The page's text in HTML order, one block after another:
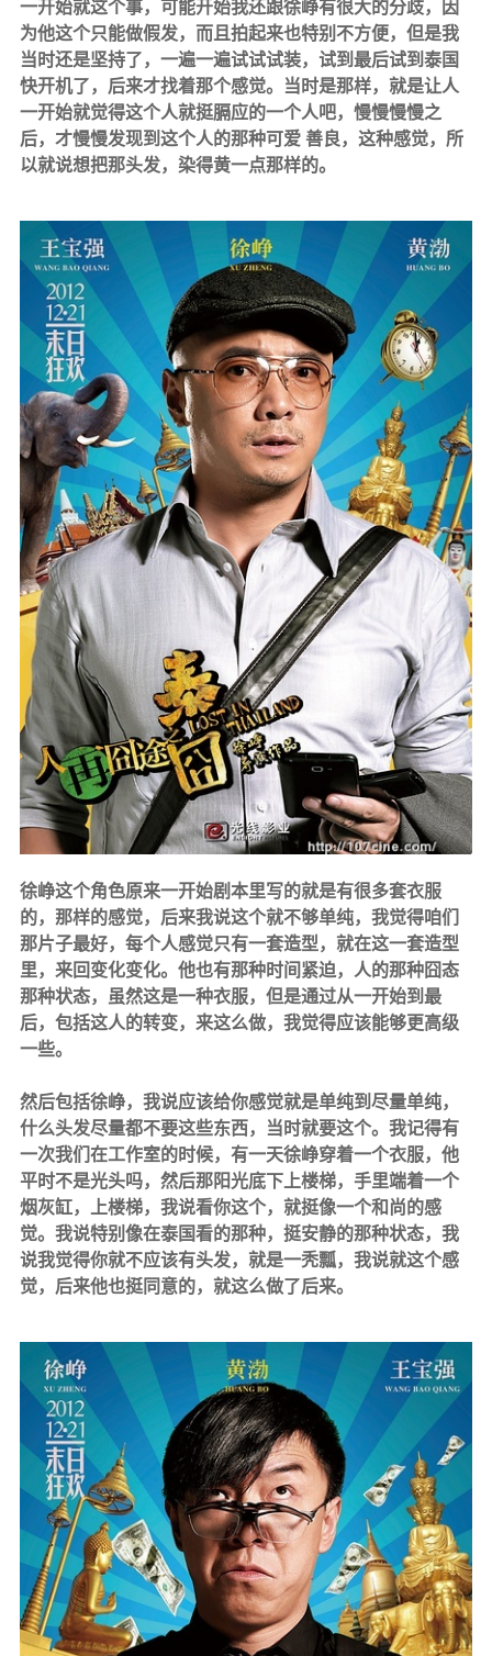
一开始就这个事，可能开始我还跟徐峥有很大的分歧，因
为他这个只能做假发，而且拍起来也特别不方便，但是我
当时还是坚持了，一遍一遍试试试装，试到最后试到泰国
快开机了，后来才找着那个感觉。当时是那样，就是让人
一开始就觉得这个人就挺膈应的一个人吧，慢慢慢慢之
后，才慢慢发现到这个人的那种可爱 善良，这种感觉，所
以就说想把那头发，染得黄一点那样的。
徐峥这个角色原来一开始剧本里写的就是有很多套衣服
的，那样的感觉，后来我说这个就不够单纯，我觉得咱们
那片子最好，每个人感觉只有一套造型，就在这一套造型
里，来回变化变化。他也有那种时间紧迫，人的那种囧态
那种状态，虽然这是一种衣服，但是通过从一开始到最
后，包括这人的转变，来这么做，我觉得应该能够更高级
一些。
然后包括徐峥，我说应该给你感觉就是单纯到尽量单纯，
什么头发尽量都不要这些东西，当时就要这个。我记得有
一次我们在工作室的时候，有一天徐峥穿着一个衣服，他
平时不是光头吗，然后那阳光底下上楼梯，手里端着一个
烟灰缸，上楼梯，我说看你这个，就挺像一个和尚的感
觉。我说特别像在泰国看的那种，挺安静的那种状态，我
说我觉得你就不应该有头发，就是一秃瓢，我说就这个感
觉，后来他也挺同意的，就这么做了后来。